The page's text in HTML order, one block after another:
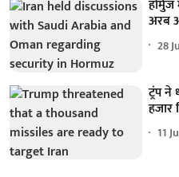
अरब
28
ट्रंप
हजार
11